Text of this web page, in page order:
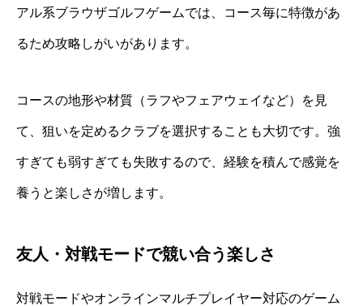
アル系ブラウザゴルフゲームでは、コース毎に特徴があ
るため攻略しがいがあります。
コースの地形や材質（ラフやフェアウェイなど）を見
て、狙いを定めるクラブを選択することも大切です。強
すぎても弱すぎても失敗するので、経験を積んで感覚を
養うと楽しさが増します。
友人・対戦モードで競い合う楽しさ
対戦モードやオンラインマルチプレイヤー対応のゲーム